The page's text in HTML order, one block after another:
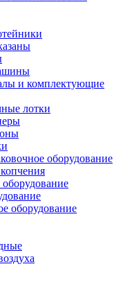
и комплектующие
лотки
оборудование
оборудование